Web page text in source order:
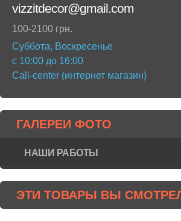
vizzitdecor@gmail.com
100-2100 грн.
Суббота, Воскресенье
с 10:00 до 16:00
Call-center (интернет магазин)
ГАЛЕРЕИ ФОТО
НАШИ РАБОТЫ
ЭТИ ТОВАРЫ ВЫ